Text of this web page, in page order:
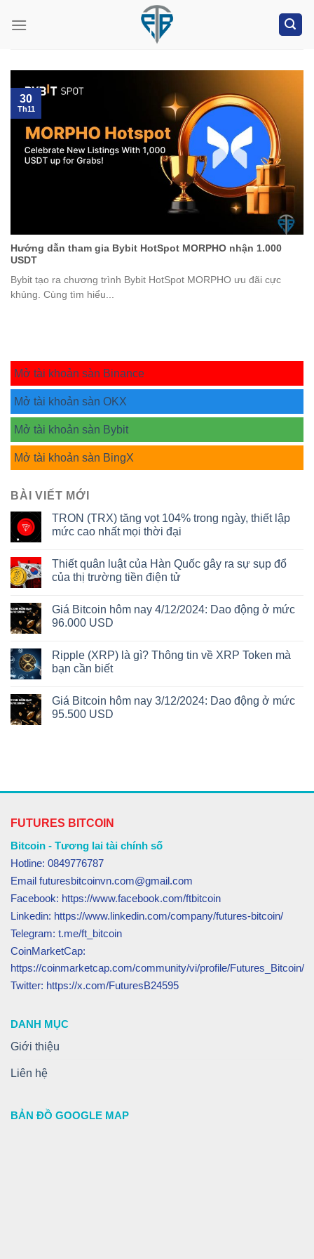
Hướng dẫn tham gia Bybit HotSpot MORPHO nhận 1.000
USDT
Bybit tạo ra chương trình Bybit HotSpot MORPHO ưu đãi cực
khủng. Cùng tìm hiểu...
30
Th11
Mở tài khoản sàn Binance
Mở tài khoản sàn OKX
Mở tài khoản sàn Bybit
Mở tài khoản sàn BingX
BÀI VIẾT MỚI
TRON (TRX) tăng vọt 104% trong ngày, thiết lập
mức cao nhất mọi thời đại
Thiết quân luật của Hàn Quốc gây ra sự sụp đổ
của thị trường tiền điện tử
Giá Bitcoin hôm nay 4/12/2024: Dao động ở mức
96.000 USD
Ripple (XRP) là gì? Thông tin về XRP Token mà
bạn cần biết
Giá Bitcoin hôm nay 3/12/2024: Dao động ở mức
95.500 USD
FUTURES BITCOIN
Bitcoin - Tương lai tài chính số
Hotline: 0849776787
Email futuresbitcoinvn.com@gmail.com
Facebook: https://www.facebook.com/ftbitcoin
Linkedin: https://www.linkedin.com/company/futures-bitcoin/
Telegram: t.me/ft_bitcoin
CoinMarketCap:
https://coinmarketcap.com/community/vi/profile/Futures_Bitcoin/
Twitter: https://x.com/FuturesB24595
DANH MỤC
Giới thiệu
Liên hệ
BẢN ĐỒ GOOGLE MAP